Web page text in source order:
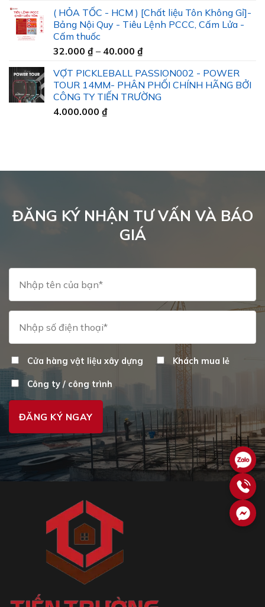
từ
35.000 ₫
45.000 ₫
( HỎA TỐC - HCM ) [Chất liệu Tôn Không Gỉ]-
Bảng Nội Quy - Tiêu Lệnh PCCC, Cấm Lửa -
Cấm thuốc
32.000 ₫ – 40.000 ₫Khoảng
từ
32.000 ₫
đến
VỢT PICKLEBALL PASSION002 - POWER
TOUR 14MM- PHÂN PHỐI CHÍNH HÃNG BỞI
CÔNG TY TIẾN TRƯỜNG
4.000.000 ₫
ĐĂNG KÝ NHẬN TƯ VẤN VÀ BÁO
GIÁ
Cửa hàng vật liệu xây dựng Khách mua lẻ
Công ty / công trình